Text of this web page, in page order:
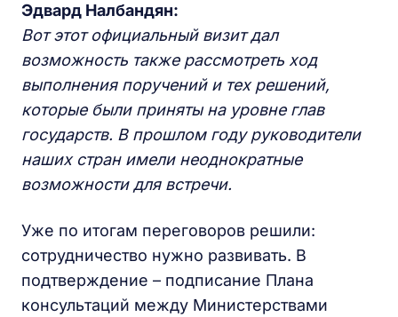
Эдвард Налбандян:
Вот этот официальный визит дал
возможность также рассмотреть ход
выполнения поручений и тех решений,
которые были приняты на уровне глав
государств. В прошлом году руководители
наших стран имели неоднократные
возможности для встречи.
Уже по итогам переговоров решили:
сотрудничество нужно развивать. В
подтверждение – подписание Плана
консультаций между Министерствами